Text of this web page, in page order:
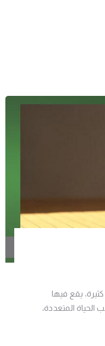
يقع فيها
المتعددة،